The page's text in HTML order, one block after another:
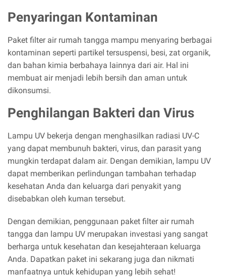
Penyaringan Kontaminan
Paket filter air rumah tangga mampu menyaring berbagai
kontaminan seperti partikel tersuspensi, besi, zat organik,
dan bahan kimia berbahaya lainnya dari air. Hal ini
membuat air menjadi lebih bersih dan aman untuk
dikonsumsi.
Penghilangan Bakteri dan Virus
Lampu UV bekerja dengan menghasilkan radiasi UV-C
yang dapat membunuh bakteri, virus, dan parasit yang
mungkin terdapat dalam air. Dengan demikian, lampu UV
dapat memberikan perlindungan tambahan terhadap
kesehatan Anda dan keluarga dari penyakit yang
disebabkan oleh kuman tersebut.
Dengan demikian, penggunaan paket filter air rumah
tangga dan lampu UV merupakan investasi yang sangat
berharga untuk kesehatan dan kesejahteraan keluarga
Anda. Dapatkan paket ini sekarang juga dan nikmati
manfaatnya untuk kehidupan yang lebih sehat!